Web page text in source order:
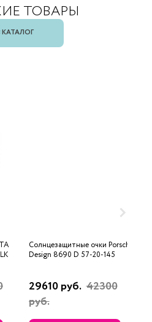
ТОВАРЫ
КАТАЛОГ
Солнцезащитные очки Porsche
Design 8690 D 57-20-145
29610 руб. 42300
руб.